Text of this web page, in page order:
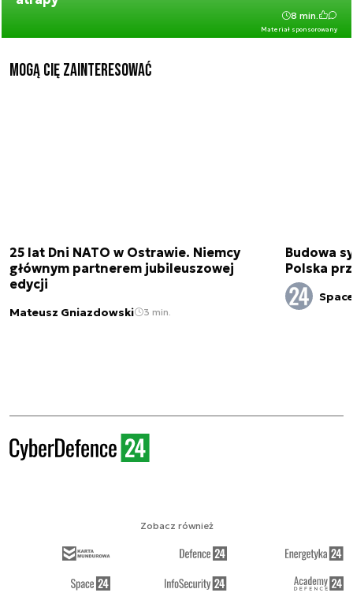
Materiał sponsorowany
8 min.
Mogą Cię zainteresować
25 lat Dni NATO w Ostrawie. Niemcy
głównym partnerem jubileuszowej
edycji
Mateusz Gniazdowski 3 min.
Budowa
Polska
Zobacz również